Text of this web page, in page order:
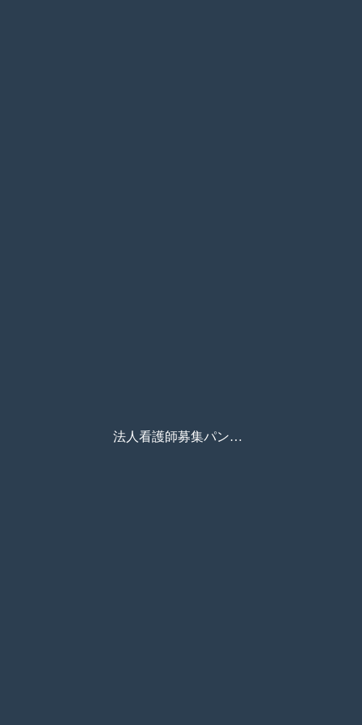
法人看護師募集パンフ_B5_デジタルパンフレット